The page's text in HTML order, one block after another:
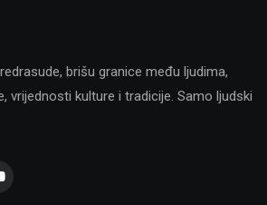
brišu granice među ljudima,
vrijednosti kulture i tradicije. Samo ljudski